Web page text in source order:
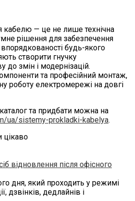
кабелю — це не лише технічна
рішення для забезпечення
впорядкованості будь-якого
створити гнучку
до змін і модернізацій.
та професійний монтаж,
роботу електромережі на довгі
та придбати можна на
ua/sistemy-prokladki-kabelya.
відновлення після офісного
дня, який проходить у режимі
дзвінків, дедлайнів і